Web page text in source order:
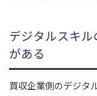
デジタルスキ
がある
買収企業側のデジタ